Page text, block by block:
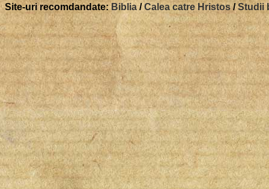
Site-uri recomdandate:Biblia /Calea catre Hristos/Studii